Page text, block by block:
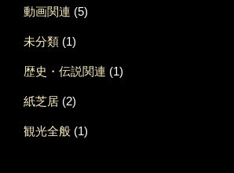
動画関連 (5)
未分類 (1)
歴史・伝説関連 (1)
紙芝居 (2)
観光全般 (1)